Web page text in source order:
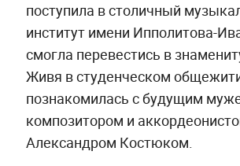
поступила в столичный
институт имени Ипполитова-
смогла перевестись в
Живя в студенческом
познакомилась с будущим
композитором и
Александром Костюком.